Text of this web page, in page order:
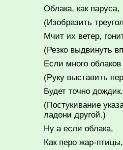
Облака, как паруса,
(Изобразить
Мчит их ветер,
(Резко выдвинуть
Если много
(Руку выставить
Будет точно дождик.
(Постукивание
ладони другой.)
Ну а если облака,
Как перо жар-птицы,